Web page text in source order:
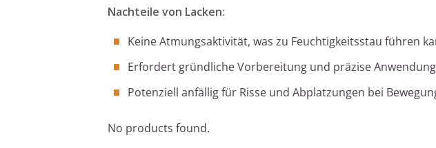
Nachteile von Lacken:
Keine Atmungsaktivität, was zu Feuchtigkeitsstau führen
Erfordert gründliche Vorbereitung und präzise Anwendung
Potenziell anfällig für Risse und Abplatzungen bei
No products found.